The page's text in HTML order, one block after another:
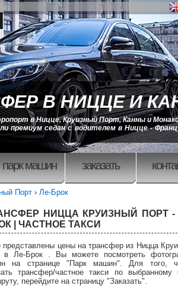
В НИЦЦЕ И
в Ницце, Круизный Порт, Канны и
премиум седан с водителем в Ницце -
парк машин заказать
Порт › Ле-Брок
НИЦЦА КРУИЗНЫЙ ПОРТ -
| ЧАСТНОЕ ТАКСИ
представлены цены на трансфер из Ницца
в Ле-Брок . Вы можете посмотреть
на странице "Парк машин". Для того,
трансфер/частное такси по выбранному
перейдите на страницу "Заказать".